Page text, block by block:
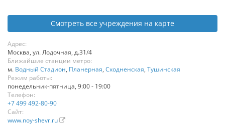
Смотреть все учреждения на карте
Адрес:
Москва, ул. Лодочная, д.31/4
Ближайшие станции метро:
м. Водный Стадион, Планерная, Сходненская, Тушинская
Режим работы:
понедельник-пятница, 9:00 - 19:00
Телефон:
+7 499 492-80-90
Сайт:
www.noy-shevr.ru